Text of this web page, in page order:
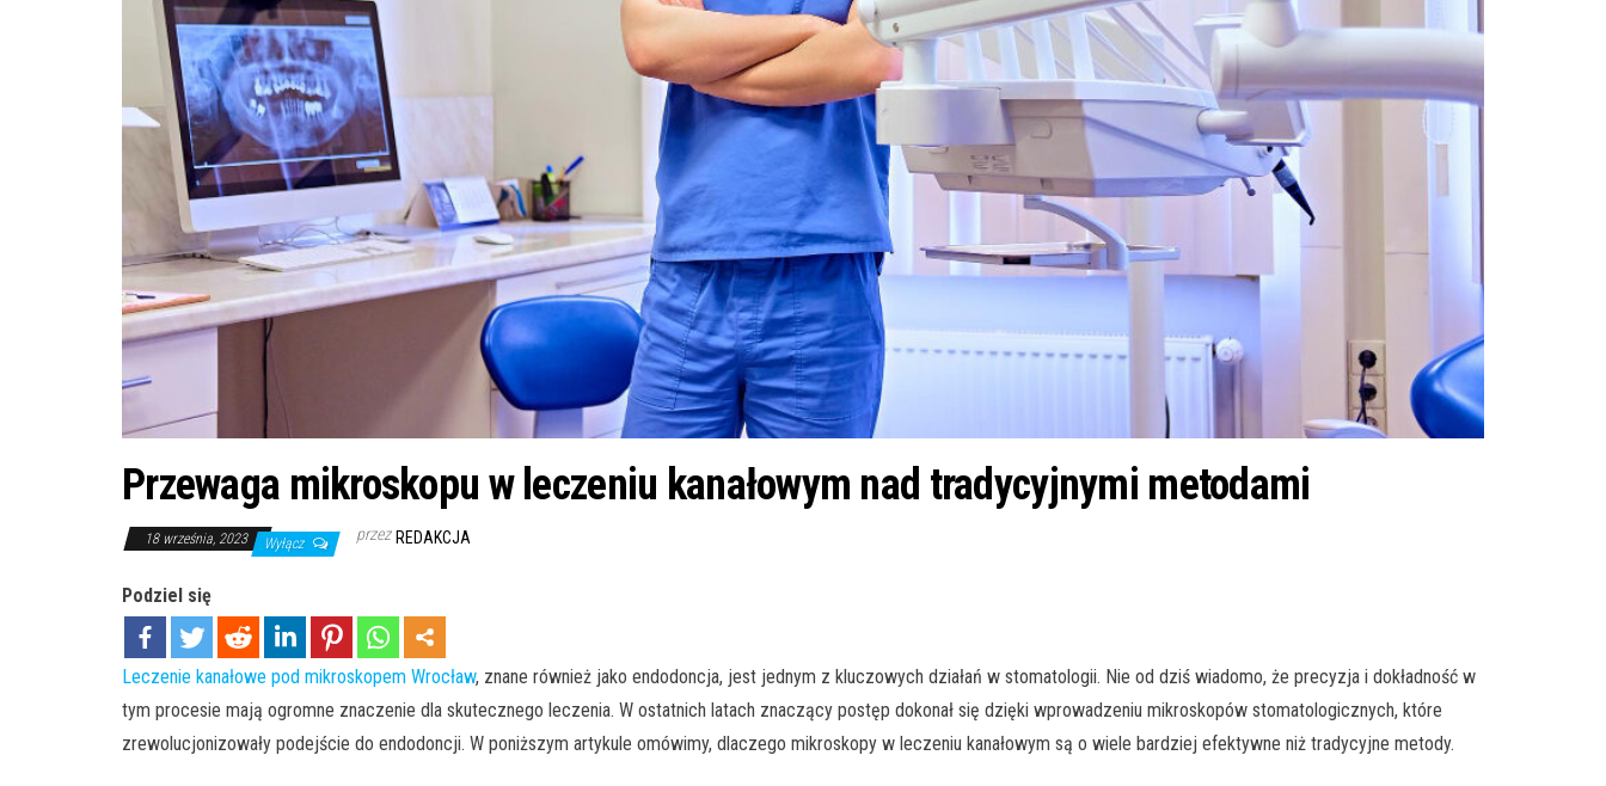
Przewaga mikroskopu w leczeniu kanałowym nad tradycyjnymi metodami
18 września, 2023 Wyłącz przez REDAKCJA
Podziel się
Leczenie kanałowe pod mikroskopem Wrocław, znane również jako endodoncja, jest jednym z kluczowych działań w stomatologii. Nie od dziś wiadomo, że precyzja i dokładność w
tym procesie mają ogromne znaczenie dla skutecznego leczenia. W ostatnich latach znaczący postęp dokonał się dzięki wprowadzeniu mikroskopów stomatologicznych, które
zrewolucjonizowały podejście do endodoncji. W poniższym artykule omówimy, dlaczego mikroskopy w leczeniu kanałowym są o wiele bardziej efektywne niż tradycyjne metody.